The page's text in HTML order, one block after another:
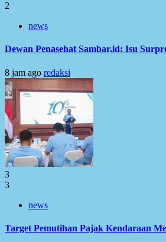
2
news
Dewan Penasehat Sambar.id: Isu
8 jam ago redaksi
3
3
news
Target Pemutihan Pajak Kendaraan